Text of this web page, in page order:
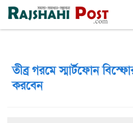
রাজশাহী রবিবার, ৯ই আগস্ট ২০২৬, ২৬শে শ্রাবণ
তীব্র গরমে স্মার্টফোন
করবেন